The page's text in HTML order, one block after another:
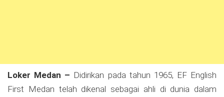
Loker Medan – Didirikan pada tahun 1965, EF English
First Medan telah dikenal sebagai ahli di dunia dalam